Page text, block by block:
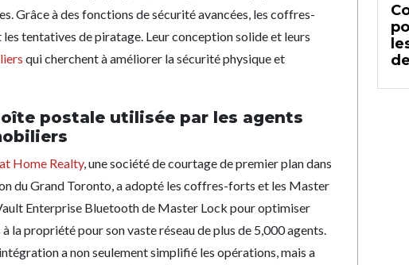
Grâce à des fonctions de sécurité avancées, les coffres-
tentatives de piratage. Leur conception solide et leurs
qui cherchent à améliorer la sécurité physique et
postale utilisée par les agents
Home Realty, une société de courtage de premier plan dans
du Grand Toronto, a adopté les coffres-forts et les Master
Enterprise Bluetooth de Master Lock pour optimiser
à la propriété pour son vaste réseau de plus de 5,000 agents.
a non seulement simplifié les opérations, mais a